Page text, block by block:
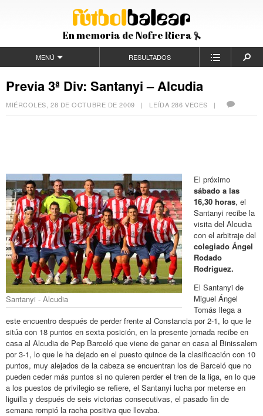
En memoria de Nofre Riera
MENÚ RESULTADOS
Previa 3ª Div: Santanyi – Alcudia
MIÉRCOLES, 28 DE OCTUBRE DE 2009 | LEÍDA 286 VECES |
Santanyi - Alcudia
El próximo
sábado a las
16,30 horas, el
Santanyi recibe la
visita del Alcudia
con el arbitraje del
colegiado Ángel
Rodado
Rodriguez.
El Santanyi de
Miguel Ángel
Tomás llega a
este encuentro después de perder frente al Constancia por 2-1, lo que le
sitúa con 18 puntos en sexta posición, en la presente jornada recibe en
casa al Alcudia de Pep Barceló que viene de ganar en casa al Binissalem
por 3-1, lo que le ha dejado en el puesto quince de la clasificación con 10
puntos, muy alejados de la cabeza se encuentran los de Barceló que no
pueden ceder más puntos si no quieren perder el tren de la liga, en lo que
a los puestos de privilegio se refiere, el Santanyi lucha por meterse en
liguilla y después de seis victorias consecutivas, el pasado fin de
semana rompió la racha positiva que llevaba.